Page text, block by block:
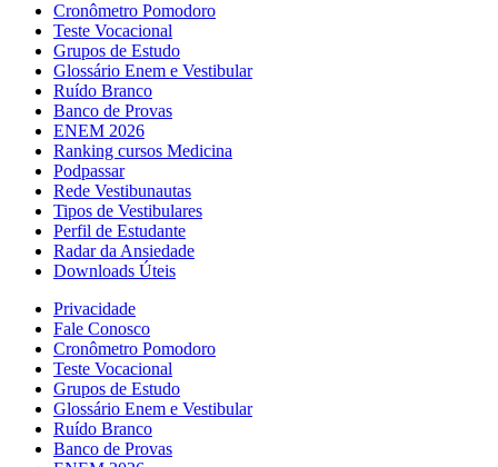
Cronômetro Pomodoro
Teste Vocacional
Grupos de Estudo
Glossário Enem e Vestibular
Ruído Branco
Banco de Provas
ENEM 2026
Ranking cursos Medicina
Podpassar
Rede Vestibunautas
Tipos de Vestibulares
Perfil de Estudante
Radar da Ansiedade
Downloads Úteis
Privacidade
Fale Conosco
Cronômetro Pomodoro
Teste Vocacional
Grupos de Estudo
Glossário Enem e Vestibular
Ruído Branco
Banco de Provas